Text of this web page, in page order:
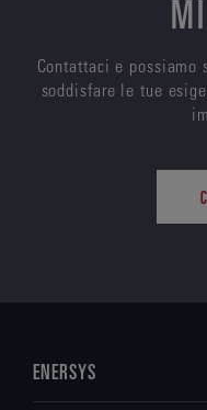
Contattaci e possiamo
soddisfare le tue
ENERSYS